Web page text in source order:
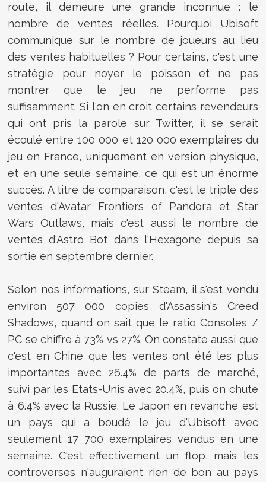
route, il demeure une grande inconnue : le
nombre de ventes réelles. Pourquoi Ubisoft
communique sur le nombre de joueurs au lieu
des ventes habituelles ? Pour certains, c'est une
stratégie pour noyer le poisson et ne pas
montrer que le jeu ne performe pas
suffisamment. Si l'on en croit certains revendeurs
qui ont pris la parole sur Twitter, il se serait
écoulé entre 100 000 et 120 000 exemplaires du
jeu en France, uniquement en version physique,
et en une seule semaine, ce qui est un énorme
succès. A titre de comparaison, c'est le triple des
ventes d'Avatar Frontiers of Pandora et Star
Wars Outlaws, mais c'est aussi le nombre de
ventes d'Astro Bot dans l'Hexagone depuis sa
sortie en septembre dernier.
Selon nos informations, sur Steam, il s'est vendu
environ 507 000 copies d'Assassin's Creed
Shadows, quand on sait que le ratio Consoles /
PC se chiffre à 73% vs 27%. On constate aussi que
c'est en Chine que les ventes ont été les plus
importantes avec 26.4% de parts de marché,
suivi par les Etats-Unis avec 20.4%, puis on chute
à 6.4% avec la Russie. Le Japon en revanche est
un pays qui a boudé le jeu d'Ubisoft avec
seulement 17 700 exemplaires vendus en une
semaine. C'est effectivement un flop, mais les
controverses n'auguraient rien de bon au pays